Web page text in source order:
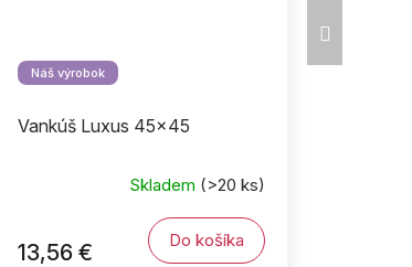
Náš výrobok
Vankúš Luxus 45x45
Skladem (>20 ks)
13,56 € Do košíka